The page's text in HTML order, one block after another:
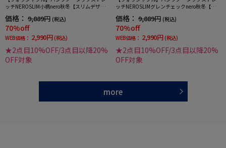
ッチNEROSLIM小柄nero秋冬【スリムデザイ
ン】
価格： 9,889円 (税込)
70%off
WEB価格： 2,990円 (税込)
★2点目10%OFF/3点目以降20%
OFF対象
ッチNEROSLIMグレンチェックnero秋冬【スリ
ムデザイン】
価格： 9,889円 (税込)
70%off
WEB価格： 2,990円 (税込)
★2点目10%OFF/3点目以降20%
OFF対象
more